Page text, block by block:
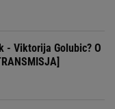
- Viktorija Golubic? O